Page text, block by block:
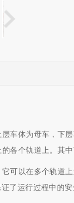
车体为母车，下
各个轨道上。其
可以在多个轨道
了运行过程中的